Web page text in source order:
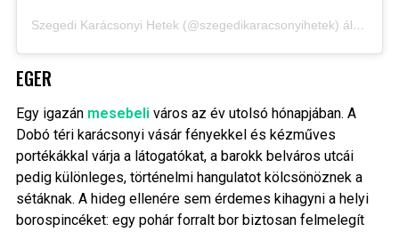
Szegedi Karácsonyi Hetek (@szegedikaracsonyihetek) által megosztott bejegyzés
EGER
Egy igazán mesebeli város az év utolsó hónapjában. A
Dobó téri karácsonyi vásár fényekkel és kézműves
portékákkal várja a látogatókat, a barokk belváros utcái
pedig különleges, történelmi hangulatot kölcsönöznek a
sétáknak. A hideg ellenére sem érdemes kihagyni a helyi
borospincéket: egy pohár forralt bor biztosan felmelegít